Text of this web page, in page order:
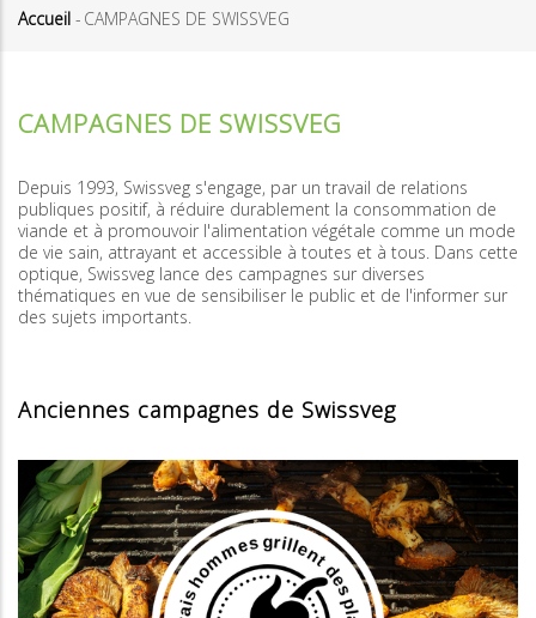
Accueil - CAMPAGNES DE SWISSVEG
CAMPAGNES DE SWISSVEG
Depuis 1993, Swissveg s'engage, par un travail de relations
publiques positif, à réduire durablement la consommation de
viande et à promouvoir l'alimentation végétale comme un mode
de vie sain, attrayant et accessible à toutes et à tous. Dans cette
optique, Swissveg lance des campagnes sur diverses
thématiques en vue de sensibiliser le public et de l'informer sur
des sujets importants.
Anciennes campagnes de Swissveg